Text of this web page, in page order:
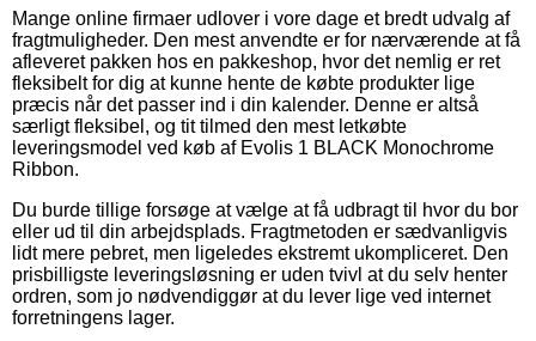
Mange online firmaer udlover i vore dage et bredt udvalg af
fragtmuligheder. Den mest anvendte er for nærværende at få
afleveret pakken hos en pakkeshop, hvor det nemlig er ret
fleksibelt for dig at kunne hente de købte produkter lige
præcis når det passer ind i din kalender. Denne er altså
særligt fleksibel, og tit tilmed den mest letkøbte
leveringsmodel ved køb af Evolis 1 BLACK Monochrome
Ribbon.
Du burde tillige forsøge at vælge at få udbragt til hvor du bor
eller ud til din arbejdsplads. Fragtmetoden er sædvanligvis
lidt mere pebret, men ligeledes ekstremt ukompliceret. Den
prisbilligste leveringsløsning er uden tvivl at du selv henter
ordren, som jo nødvendiggør at du lever lige ved internet
forretningens lager.